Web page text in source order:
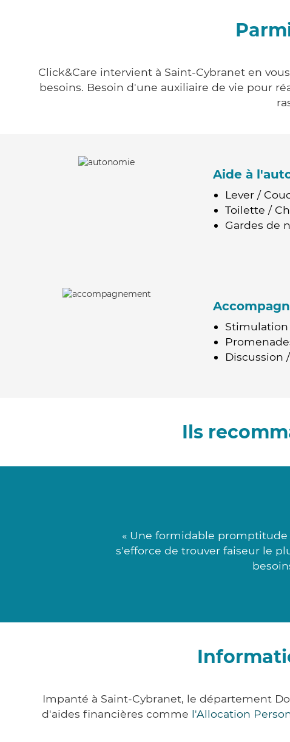
Click&Care intervient à Saint-Cybranet en
besoins. Besoin d'une auxiliaire de vie pour
Aide à
Lever /
Toilette /
Gardes de
Stimulation
Discussion
Ils
« Une formidable
s'efforce de trouver faiseur le
Impanté à Saint-Cybranet, le département
d'aides financières comme l'Allocation